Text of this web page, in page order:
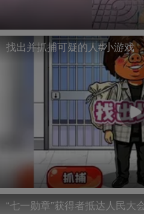
找出并抓捕可疑的人#小游戏
“七一勋章”获得者抵达人民大